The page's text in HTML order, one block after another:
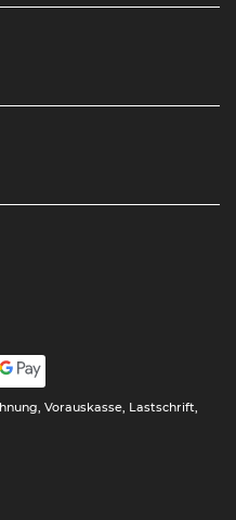
Vorauskasse, Lastschrift,